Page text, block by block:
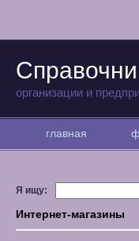
организации и
главная
Я ищу:
Интернет-магазины